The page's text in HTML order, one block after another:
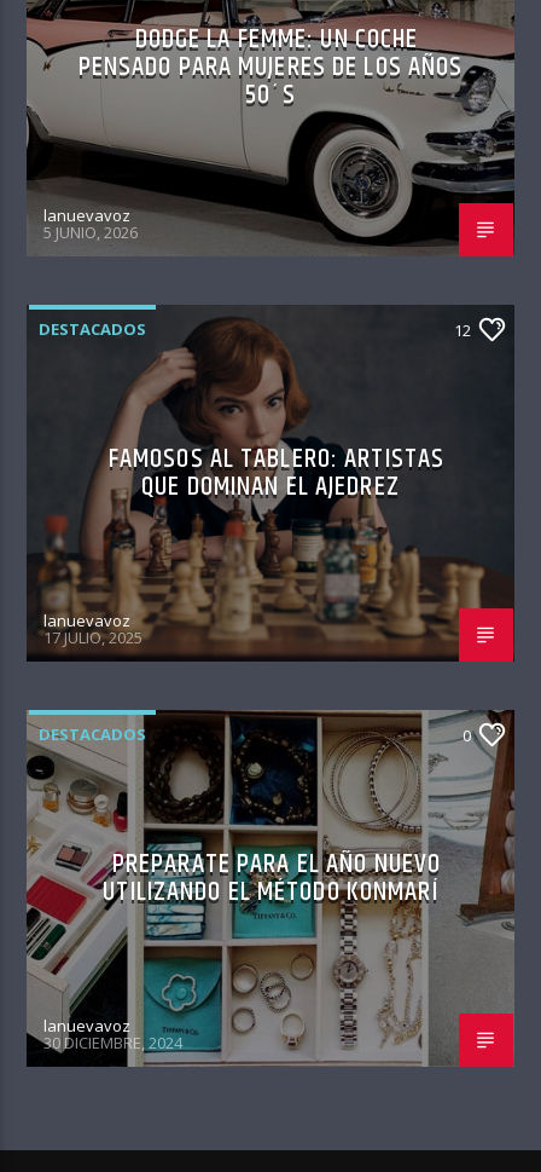
DODGE LA FEMME: UN COCHE
PENSADO PARA MUJERES DE LOS AÑOS
50´S
lanuevavoz
5 JUNIO, 2026
DESTACADOS 12
FAMOSOS AL TABLERO: ARTISTAS
QUE DOMINAN EL AJEDREZ
lanuevavoz
17 JULIO, 2025
DESTACADOS 0
PREPARATE PARA EL AÑO NUEVO
UTILIZANDO EL MÉTODO KONMARÍ
lanuevavoz
30 DICIEMBRE, 2024